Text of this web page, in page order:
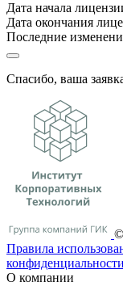
Дата начала
Дата окончания
Последние
Спасибо, ваша
Правила
конфиденциальности
О компании